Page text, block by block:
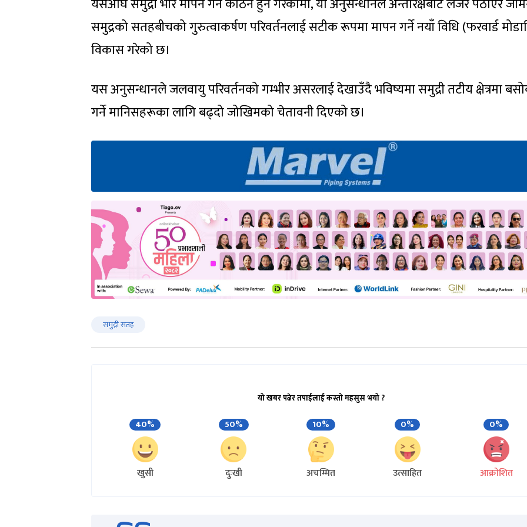
समुद्रको सतहबीचको गुरुत्वाकर्षण परिवर्तनलाई सटीक रूपमा मापन गर्ने नयाँ विधि (फरवार्ड
विकास गरेको छ।
यस अनुसन्धानले जलवायु परिवर्तनको गम्भीर असरलाई देखाउँदै भविष्यमा समुद्री तटीय क्षेत्रमा
गर्ने मानिसहरूका लागि बढ्दो जोखिमको चेतावनी दिएको छ।
समुद्री सतह
यो खबर पढेर तपाईलाई कस्तो महसुस भयो ?
40%
खुसी
50%
दुःखी
10%
अचम्मित
0%
उत्साहित
0%
आक्रोशित